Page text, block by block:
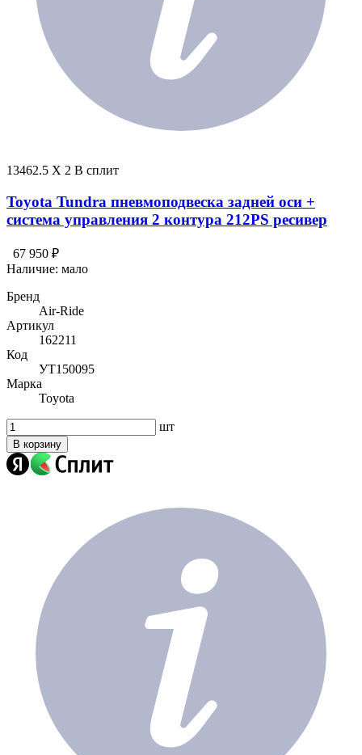
13462.5 X 2 В сплит
Toyota Tundra пневмоподвеска задней оси +
система управления 2 контура 212PS ресивер
67 950 ₽
Наличие: мало
Бренд
Air-Ride
Артикул
162211
Код
УТ150095
Марка
Toyota
шт
В корзину